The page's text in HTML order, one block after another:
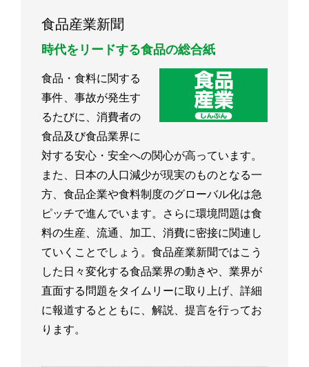
食品産業新聞
時代をリードする食品の総合紙
食品・食料に関する
事件、事故が発生す
るたびに、消費者の
食品及び食品業界に
対する安心・安全への関心が高っています。
また、日本の人口減少が現実のものとなる一
方、食品企業や食料制度のグローバル化は急
ピッチで進んでいます。さらに環境問題は食
料の生産、流通、加工、消費に密接に関連し
ていくことでしょう。食品産業新聞ではこう
した日々変化する食品業界の動きや、業界が
直面する問題をタイムリーに取り上げ、詳細
に報道するとともに、解説、提言を行ってお
ります。